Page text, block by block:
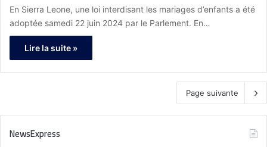
En Sierra Leone, une loi interdisant les mariages d’enfants a été
adoptée samedi 22 juin 2024 par le Parlement. En…
Lire la suite »
Page suivante
NewsExpress